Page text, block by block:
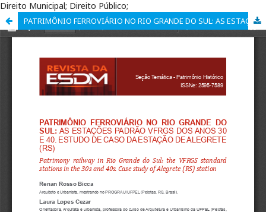
Direito Municipal; Direito Público;
PATRIMÔNIO FERROVIÁRIO NO RIO GRANDE DO SUL: AS ESTAÇÕES PADRÃO VFRGS DOS ANOS 30 E 40; ESTUDO DE CASO DA ESTAÇÃO DE ALEGRETE (RS)